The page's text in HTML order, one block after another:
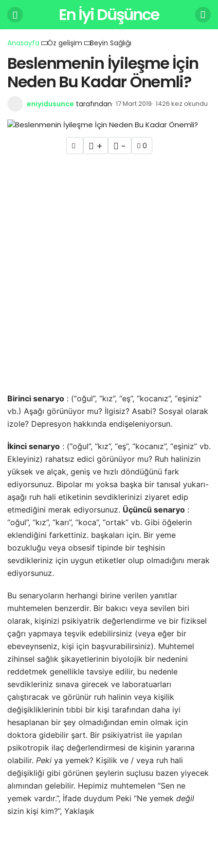
En İyi Düşünce
Anasayfa Öz gelişim Beyin Sağlığı
Beslenmenin İyileşme İçin
Neden Bu Kadar Önemli?
eniyidusunce tarafından 17 Mart 2019 1426 kez okundu
+ - 0
Birinci senaryo : (“oğul”, “kız”, “eş”, “kocanız”, “eşiniz”
vb.) Aşağı görünüyor mu? İlgisiz? Asabi? Sosyal olarak
izole? Depresyon hakkında endişeleniyorsun.
İkinci senaryo : (“oğul”, “kız”, “eş”, “kocanız”, “eşiniz” vb.
Ekleyiniz) rahatsız edici görünüyor mu? Ruh halinizin
yüksek ve alçak, geniş ve hızlı döndüğünü fark
ediyorsunuz. Bipolar mı yoksa başka bir tanısal yukarı-
aşağı ruh hali etiketinin sevdiklerinizi ziyaret edip
etmediğini merak ediyorsunuz. Üçüncü senaryo :
“oğul”, “kız”, “karı”, “koca”, “ortak” vb. Gibi öğelerin
eklendiğini farkettiniz. başkaları için. Bir yeme
bozukluğu veya obsesif tipinde bir teşhisin
sevdikleriniz için uygun etiketler olup olmadığını merak
ediyorsunuz.
Bu senaryoların herhangi birine verilen yanıtlar
muhtemelen benzerdir. Bir bakıcı veya sevilen biri
olarak, kişinizi psikiyatrik değerlendirme ve bir fiziksel
çağrı yapmaya teşvik edebilirsiniz (veya eğer bir
ebeveynseniz, kişi için başvurabilirsiniz). Muhtemel
zihinsel sağlık şikayetlerinin biyolojik bir nedenini
reddetmek genellikle tavsiye edilir, bu nedenle
sevdikleriniz sınava girecek ve laboratuarları
çalıştıracak ve görünür ruh halinin veya kişilik
değişikliklerinin tıbbi bir kişi tarafından daha iyi
hesaplanan bir şey olmadığından emin olmak için
doktora gidebilir şart. Bir psikiyatrist ile yapılan
psikotropik ilaç değerlendirmesi de kişinin yararına
olabilir. Peki ya yemek? Kişilik ve / veya ruh hali
değişikliği gibi görünen şeylerin suçlusu bazen yiyecek
alımından gelebilir. Hepimiz muhtemelen “Sen ne
yemek vardır.”, İfade duydum Peki “Ne yemek değil
sizin kişi kim?”, Yaklaşık